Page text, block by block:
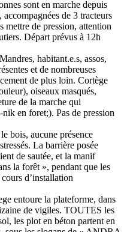
sont en marche depuis
de 3 tracteurs
mettre de pression, attention
Départ prévus à 12h
habitant.e.s, assos,
et de nombreuses
de plus loin. Cortège
oiseaux masqués,
de la marche qui
en foret;). Pas de pression
bois, aucune présence
La barrière posée
de sautée, et la manif
la forêt », pendant que les
d’installation
entoure la plateforme, dans
de vigiles. TOUTES les
les plot en béton partent en